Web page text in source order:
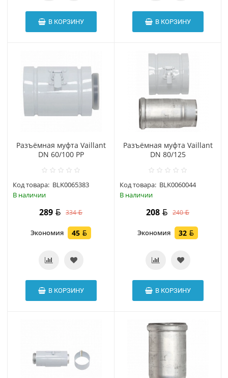
В КОРЗИНУ В КОРЗИНУ
Разъёмная муфта Vaillant
DN 60/100 РР
Код товара: BLK0065383
В наличии
289 334
Экономия 45
В КОРЗИНУ
Разъёмная муфта Vaillant
DN 80/125
Код товара: BLK0060044
В наличии
208 240
Экономия 32
В КОРЗИНУ